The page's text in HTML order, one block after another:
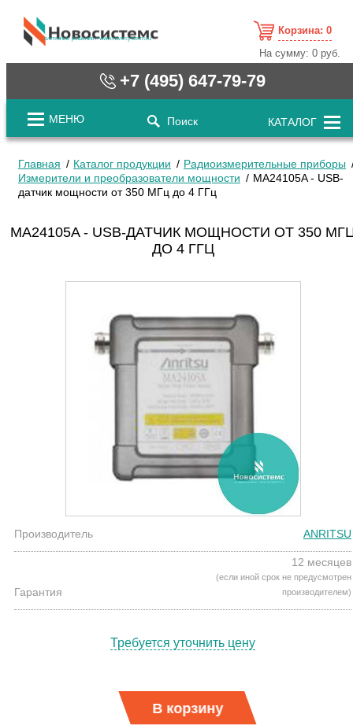
cистемные решения / www.novosystems.ru
Корзина: 0
На сумму:0 руб.
+7 (495) 647-79-79
МЕНЮ Поиск КАТАЛОГ
Главная Каталог продукции
Радиоизмерительные приборы
Измерители и преобразователи мощности
MA24105A - USB-
датчик мощности от 350 МГц до 4 ГГц
MA24105A - USB-ДАТЧИК МОЩНОСТИ ОТ 350
ДО 4 ГГЦ
Производитель ANRITSU
Гарантия
12 месяцев
(если иной срок не предусмотрен
производителем)
Требуется уточнить цену
В корзину